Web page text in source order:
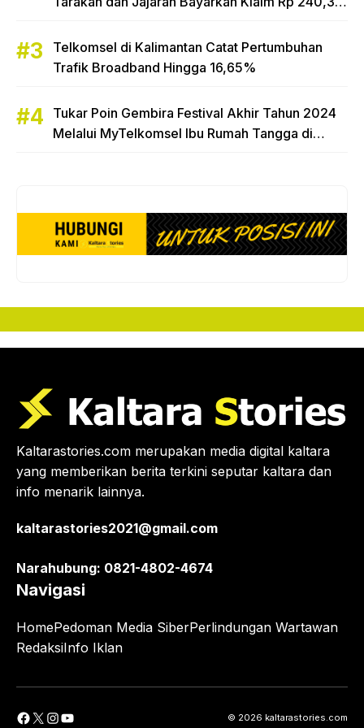
Telkomsel di Kalimantan Catat Pertumbuhan
Trafik Broadband Hingga 16,65%
Tukar Poin Gembira Festival Akhir Tahun 2024
Melalui MyTelkomsel Ibu Rumah Tangga di
Kaltarastories.com merupakan media digital kaltara
yang memberikan berita terkini seputar kaltara dan
info menarik lainnya.
kaltarastories2021@gmail.com
Narahubung: 0821-4802-4674
Navigasi
HomePedoman Media SiberPerlindungan Wartawan
RedaksiInfo Iklan
Facebook
X Instagram
YouTube © 2026 kaltarastories.com